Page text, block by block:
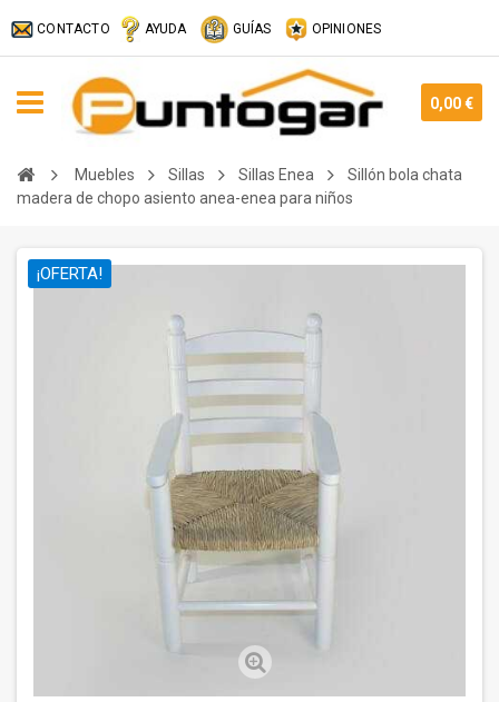
CONTACTO AYUDA GUÍAS OPINIONES
0,00 €
Muebles Sillas Sillas Enea
Sillón bola chata
madera de chopo asiento anea-enea para niños
¡OFERTA!